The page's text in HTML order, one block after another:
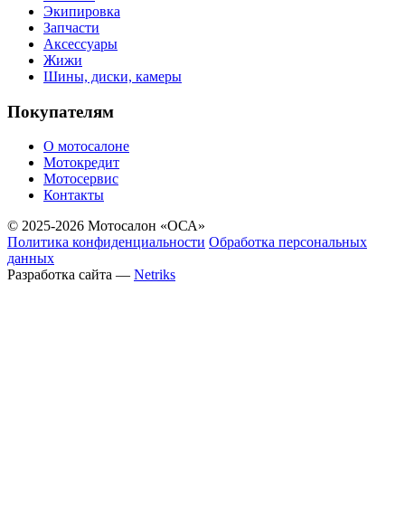
Экипировка
Запчасти
Аксессуары
Жижи
Шины, диски, камеры
Покупателям
О мотосалоне
Мотокредит
Мотосервис
Контакты
© 2025-2026 Мотосалон «ОСА»
Политика конфиденциальности Обработка персональных
данных
Разработка сайта — Netriks